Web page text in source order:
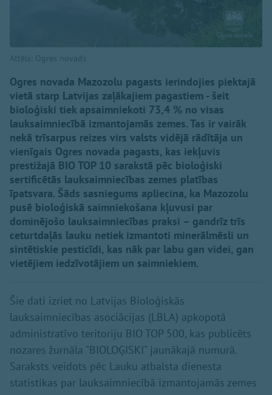
Attēls: Ogres novads
Ogres novada Mazozolu pagasts ierindojies piektajā
vietā starp Latvijas zaļākajiem pagastiem - šeit
bioloģiski tiek apsaimniekoti 73,4 % no visas
lauksaimniecībā izmantojamās zemes. Tas ir vairāk
nekā trīsarpus reizes virs valsts vidējā rādītāja un
vienīgais Ogres novada pagasts, kas iekļuvis
prestižajā BIO TOP 10 sarakstā pēc bioloģiski
sertificētās lauksaimniecības zemes platības
īpatsvara. Šāds sasniegums apliecina, ka Mazozolu
pusē bioloģiskā saimniekošana kļuvusi par
dominējošo lauksaimniecības praksi – gandrīz trīs
ceturtdaļās lauku netiek izmantoti minerālmēsli un
sintētiskie pesticīdi, kas nāk par labu gan videi, gan
vietējiem iedzīvotājiem un saimniekiem.
Šie dati izriet no Latvijas Bioloģiskās
lauksaimniecības asociācijas (LBLA) apkopotā
administratīvo teritoriju BIO TOP 500, kas publicēts
nozares žurnāla "BIOLOĢISKI" jaunākajā numurā.
Saraksts veidots pēc Lauku atbalsta dienesta
statistikas par lauksaimniecībā izmantojamās zemes